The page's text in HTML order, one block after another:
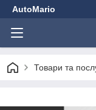
AutoMario
Товари та